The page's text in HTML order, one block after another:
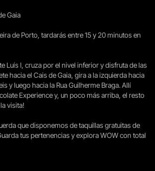
Gaia
de Porto, tardarás entre 15 y 20 minutos en
Luís I, cruza por el nivel inferior y disfruta de las
hacia el Cais de Gaia, gira a la izquierda hacia
y luego hacia la Rua Guilherme Braga. Allí
Experience y, un poco más arriba, el resto
visita!
que disponemos de taquillas gratuitas de
tus pertenencias y explora WOW con total